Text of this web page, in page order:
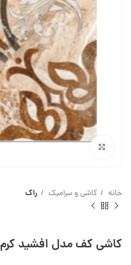
خانه کاشی و سرامیک راک
کاشی کف مدل افشید کرم ۵۰×۵۰